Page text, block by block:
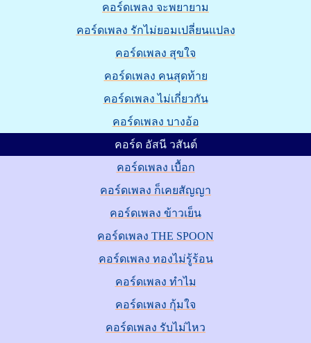
คอร์ดเพลง จะพยายาม
คอร์ดเพลง รักไม่ยอมเปลี่ยนแปลง
คอร์ดเพลง สุขใจ
คอร์ดเพลง คนสุดท้าย
คอร์ดเพลง ไม่เกี่ยวกัน
คอร์ดเพลง บางอ้อ
คอร์ด อัสนี วสันต์
คอร์ดเพลง เบื้อก
คอร์ดเพลง ก็เคยสัญญา
คอร์ดเพลง ข้าวเย็น
คอร์ดเพลง THE SPOON
คอร์ดเพลง ทองไม่รู้ร้อน
คอร์ดเพลง ทำไม
คอร์ดเพลง กุ้มใจ
คอร์ดเพลง รับไม่ไหว